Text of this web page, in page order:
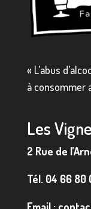
« L’abus
à consommer
Les
2 Rue de
Tél. 04 66 80